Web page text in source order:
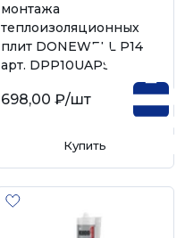
монтажа
теплоизоляционных
плит DONEWELL P14
арт. DPP10UAPS
698,00 ₽/шт
Купить